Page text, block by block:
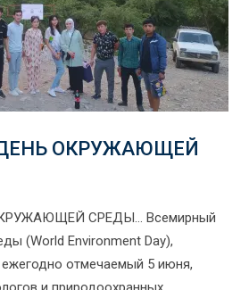
ОКРУЖАЮЩЕЙ
СРЕДЫ… Всемирный
(World Environment Day),
отмечаемый 5 июня,